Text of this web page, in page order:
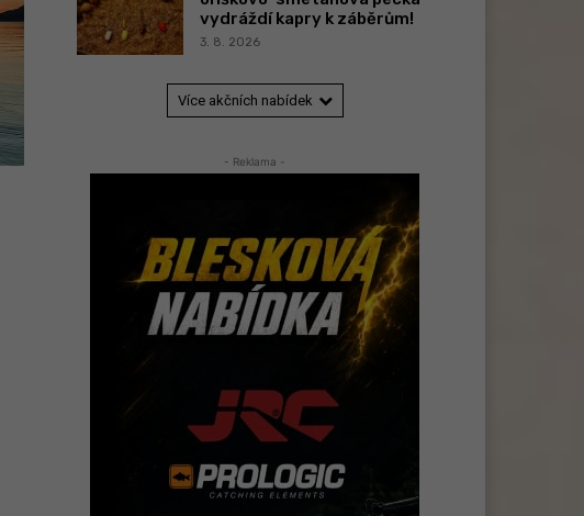
vydráždí kapry k záběrům!
3. 8. 2026
Více akčních nabídek
- Reklama -